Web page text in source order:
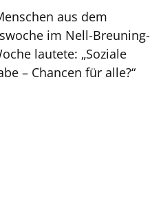
aus dem
im Nell-Breuning-
lautete: „Soziale
– Chancen für alle?“